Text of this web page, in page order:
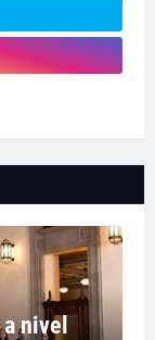
nivel